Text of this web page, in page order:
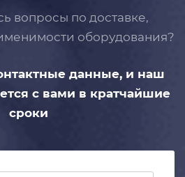
вопросы по доставке,
оборудования?
данные, и наш
с вами в кратчайшие
сроки